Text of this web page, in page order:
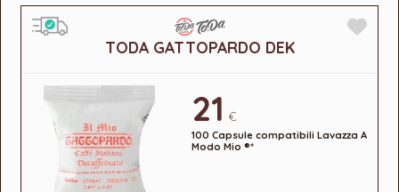
TODA GATTOPARDO DEK
21 €
100 Capsule compatibili Lavazza A
Modo Mio ®*